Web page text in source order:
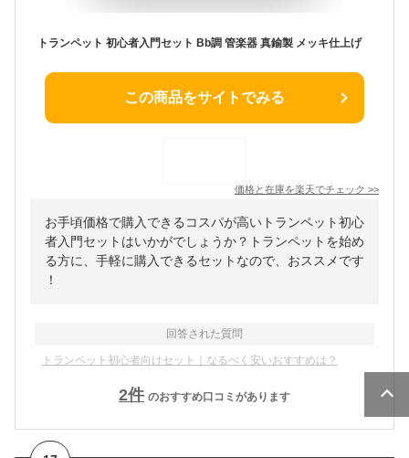
トランペット 初心者入門セット Bb調 管楽器 真鍮製 メッキ仕上げ
この商品をサイトでみる
価格と在庫を楽天でチェック >>
お手頃価格で購入できるコスパが高いトランペット初心
者入門セットはいかがでしょうか？トランペットを始め
る方に、手軽に購入できるセットなので、おススメです
！
回答された質問
トランペット初心者向けセット｜なるべく安いおすすめは？
2件 のおすすめ口コミがあります